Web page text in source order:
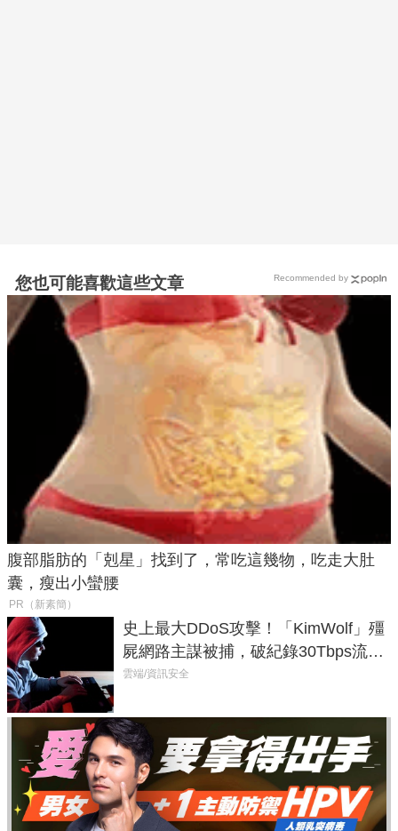
您也可能喜歡這些文章
腹部脂肪的「剋星」找到了，常吃這幾物，吃走大肚
囊，瘦出小蠻腰
PR（新素簡）
史上最大DDoS攻擊！「KimWolf」殭
屍網路主謀被捕，破紀錄30Tbps流量
癱瘓全球！
雲端/資訊安全
Recommended by